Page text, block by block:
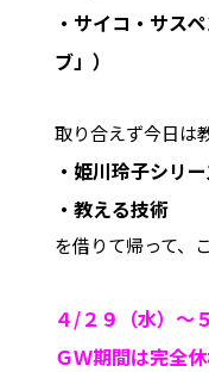
・サイコ・サス
ブ」）
取り合えず今日は
・ 姫川玲子シリ
・教える技術
を借りて帰って、
４/２９（水）～
ＧＷ期間は完全休